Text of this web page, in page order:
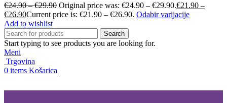
€24.90–€29.90 Original price was: €24.90 – €29.90.€21.90 –
€26.90Current price is: €21.90 – €26.90. Odabir varijacije
Add to wishlist
Search
Start typing to see products you are looking for.
Meni
Trgovina
0 items Košarica